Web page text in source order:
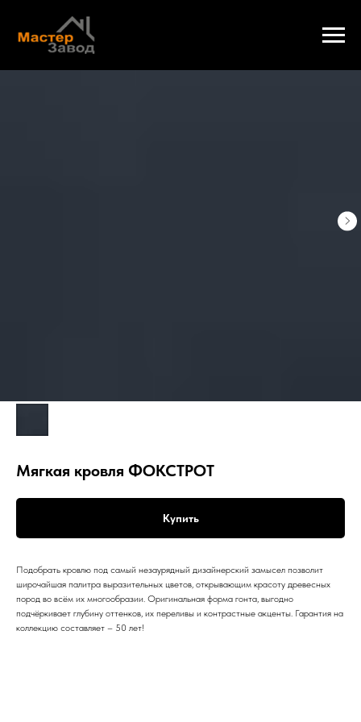
Мягкая кровля ФОКСТРОТ
Купить
Подобрать кровлю под самый незаурядный дизайнерский замысел позволит
широчайшая палитра выразительных цветов, открывающим красоту древесных
пород во всём их многообразии. Оригинальная форма гонта, выгодно
подчёркивает глубину оттенков, их переливы и контрастные акценты. Гарантия на
коллекцию составляет – 50 лет!